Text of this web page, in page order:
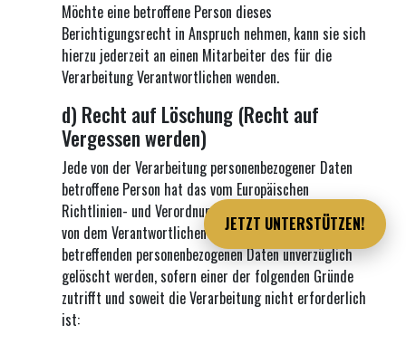
Möchte eine betroffene Person dieses
Berichtigungsrecht in Anspruch nehmen, kann sie sich
hierzu jederzeit an einen Mitarbeiter des für die
Verarbeitung Verantwortlichen wenden.
d) Recht auf Löschung (Recht auf
Vergessen werden)
Jede von der Verarbeitung personenbezogener Daten
betroffene Person hat das vom Europäischen
Richtlinien- und Verordnungsgeber gewährte Recht,
von dem Verantwortlichen zu verlangen, dass die sie
betreffenden personenbezogenen Daten unverzüglich
gelöscht werden, sofern einer der folgenden Gründe
zutrifft und soweit die Verarbeitung nicht erforderlich
ist:
JETZT UNTERSTÜTZEN!